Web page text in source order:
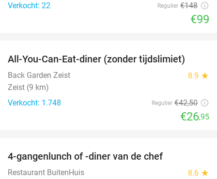
Verkocht: 22
Regulier €148
€99
All-You-Can-Eat-diner (zonder tijdslimiet)
Back Garden Zeist 8.9 star
Zeist (9 km)
Verkocht: 1.748
Regulier €42,50
€26,95
4-gangenlunch of -diner van de chef
Restaurant BuitenHuis 8.6 star